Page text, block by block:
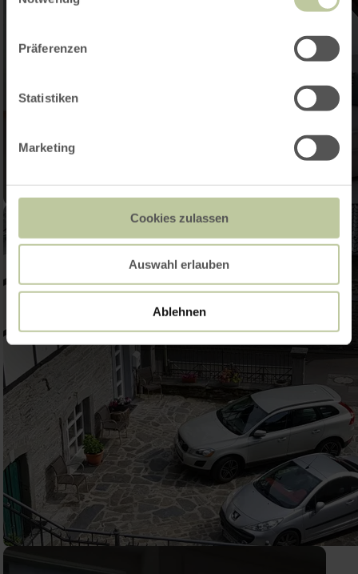
Präferenzen
Statistiken
Marketing
Cookies zulassen
Auswahl erlauben
Ablehnen